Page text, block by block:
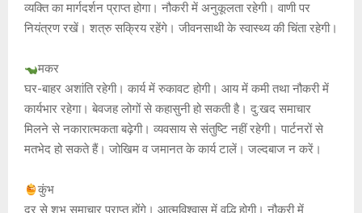
व्यक्ति का मार्गदर्शन प्राप्त होगा। नौकरी में अनुकूलता रहेगी। वाणी पर
नियंत्रण रखें। शत्रु सक्रिय रहेंगे। जीवनसाथी के स्वास्थ्य की चिंता रहेगी।
मकर
घर-बाहर अशांति रहेगी। कार्य में रुकावट होगी। आय में कमी तथा नौकरी में
कार्यभार रहेगा। बेवजह लोगों से कहासुनी हो सकती है। दु:खद समाचार
मिलने से नकारात्मकता बढ़ेगी। व्यवसाय से संतुष्टि नहीं रहेगी। पार्टनरों से
मतभेद हो सकते हैं। जोखिम व जमानत के कार्य टालें। जल्दबाज न करें।
कुंभ